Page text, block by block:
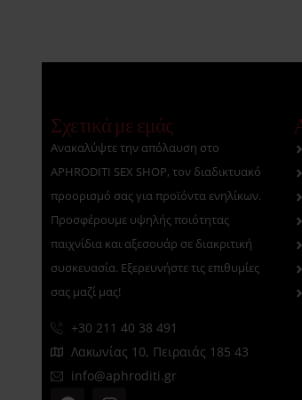
Σχετικά με εμάς
Ανακαλύψτε την απόλαυση στο
APHRODITI SEX SHOP, τον διαδικτυακό
προορισμό σας για προϊόντα ενηλίκων.
Προσφέρουμε υψηλής ποιότητας
παιχνίδια και αξεσουάρ σε διακριτική
συσκευασία. Εξερευνήστε τις επιθυμίες
σας μαζί μας!
+30 211 40 38 491
Λακωνίας 10, Πειραιάς 185 43
info@aphroditi.gr